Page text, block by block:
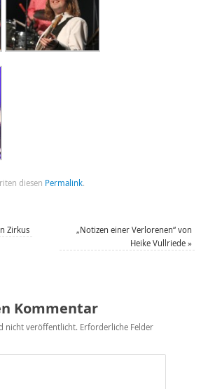
diesen Permalink.
Zirkus
„Notizen einer Verlorenen“ von
Heike Vullriede»
Kommentar
nicht veröffentlicht. Erforderliche Felder